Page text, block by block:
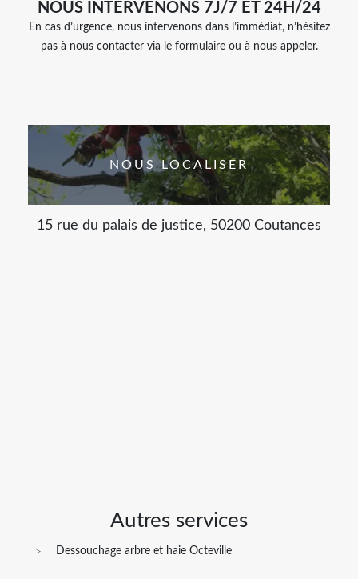
NOUS INTERVENONS 7J/7 ET 24H/24
En cas d’urgence, nous intervenons dans l’immédiat, n’hésitez
pas à nous contacter via le formulaire ou à nous appeler.
NOUS LOCALISER
15 rue du palais de justice, 50200 Coutances
Autres services
Dessouchage arbre et haie Octeville